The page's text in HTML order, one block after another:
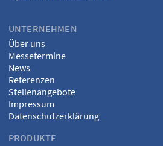
UNTERNEHMEN
Über uns
Messetermine
News
Referenzen
Stellenangebote
Impressum
Datenschutzerklärung
PRODUKTE